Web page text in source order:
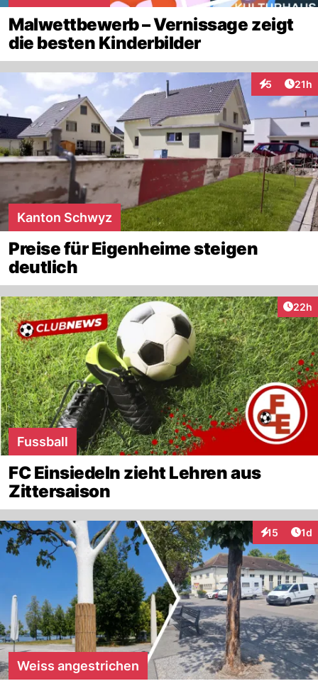
Malwettbewerb – Vernissage zeigt
die besten Kinderbilder
5
Interaktionen
21h
Kanton Schwyz
Preise für Eigenheime steigen
deutlich
22h
Fussball
FC Einsiedeln zieht Lehren aus
Zittersaison
15 1d
Weiss angestrichen